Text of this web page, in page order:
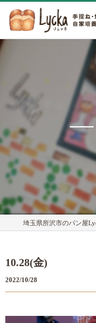
10.28(金)
2022/10/28